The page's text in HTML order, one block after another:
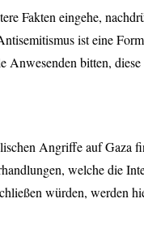
Fakten eingehe,
ist eine
Anwesenden bitten,
Angriffe auf Gaza
welche die
würden, werden